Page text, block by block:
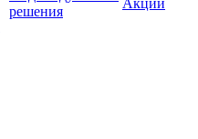
решения
Акции